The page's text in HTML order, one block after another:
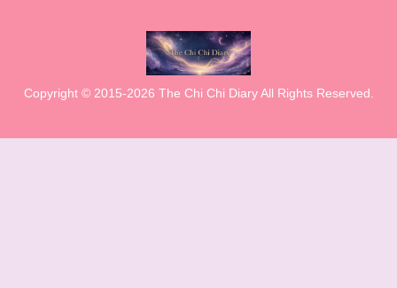
Copyright © 2015-2026 The Chi Chi Diary All Rights Reserved.